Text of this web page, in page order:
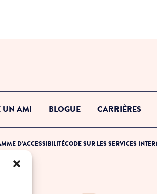
UN AMI BLOGUE CARRIÈRES
D’ACCESSIBILITÉCODE SUR LES SERVICES